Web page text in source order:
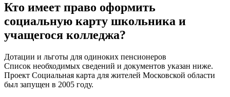
Кто имеет право оформить
социальную карту школьника и
учащегося колледжа?
Дотации и льготы для одиноких пенсионеров
Список необходимых сведений и документов указан ниже.
Проект Социальная карта для жителей Московской области
был запущен в 2005 году.